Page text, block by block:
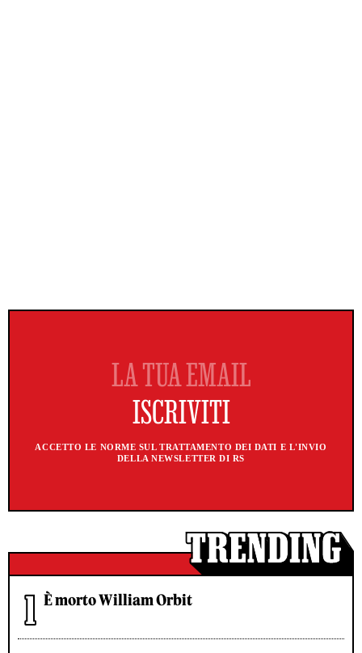
ACCETTO LE NORME SUL TRATTAMENTO DEI DATI E L'INVIO
DELLA NEWSLETTER DI RS
È morto William Orbit